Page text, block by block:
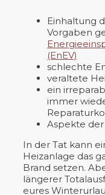
Einhaltung
Vorgaben
(EnEV)
schlechte
veraltete
ein
immer
Aspekte
In der Tat kann
Heizanlage das
Brand setzen.
längerer
eures